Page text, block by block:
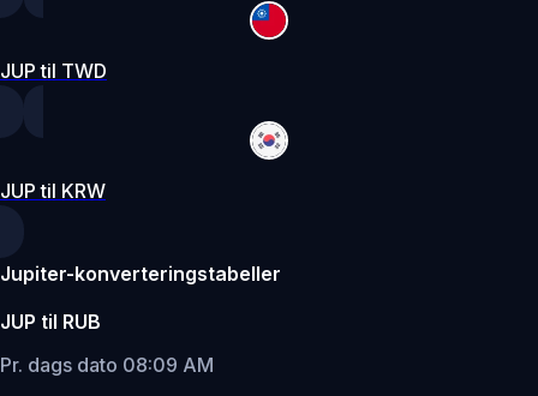
JUP til TWD
JUP til KRW
Jupiter-konverteringstabeller
JUP til RUB
Pr. dags dato 08:09 AM